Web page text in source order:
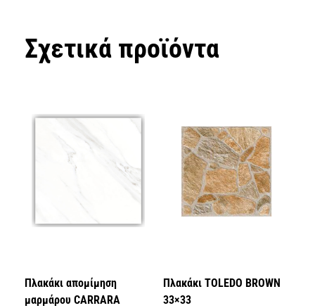
Σχετικά προϊόντα
Πλακάκι απομίμηση
μαρμάρου CARRARA
Πλακάκι TOLEDO BROWN
33×33